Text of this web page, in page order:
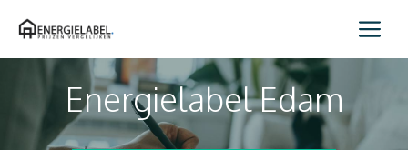
naar
Energielabel Edam